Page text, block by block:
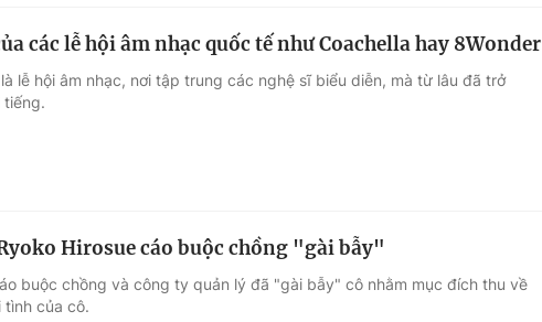
các lễ hội âm nhạc quốc tế như Coachella hay 8Wonder
lễ hội âm nhạc, nơi tập trung các nghệ sĩ biểu diễn, mà từ lâu đã trở
tiếng.
Hirosue cáo buộc chồng "gài bẫy"
buộc chồng và công ty quản lý đã "gài bẫy" cô nhằm mục đích thu về
tình của cô.